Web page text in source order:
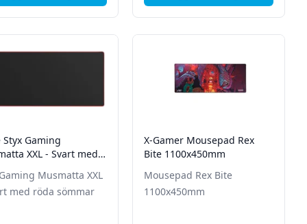
Styx Gaming
XXL - Svart med
Musmatta XXL
med röda sömmar
X-Gamer Mousepad Rex
Bite 1100x450mm
Mousepad Rex Bite
1100x450mm